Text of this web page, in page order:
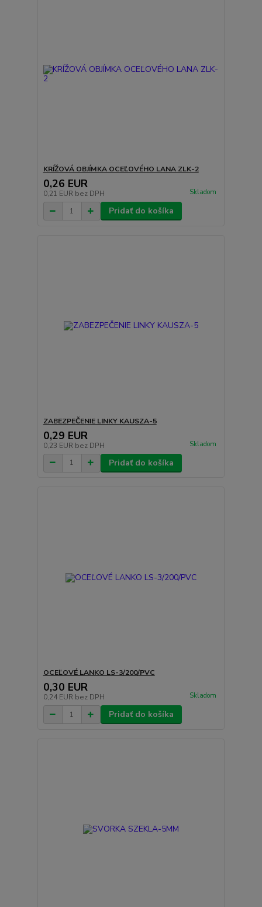
KRÍŽOVÁ OBJÍMKA OCEĽOVÉHO LANA ZLK-2
0,26 EUR
0,21 EUR bez DPH Skladom
Pridať do košíka
ZABEZPEČENIE LINKY KAUSZA-5
0,29 EUR
0,23 EUR bez DPH Skladom
Pridať do košíka
OCEĽOVÉ LANKO LS-3/200/PVC
0,30 EUR
0,24 EUR bez DPH Skladom
Pridať do košíka